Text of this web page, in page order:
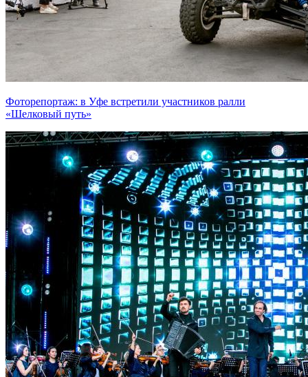
Фоторепортаж: в Уфе встретили участников ралли
«Шелковый путь»